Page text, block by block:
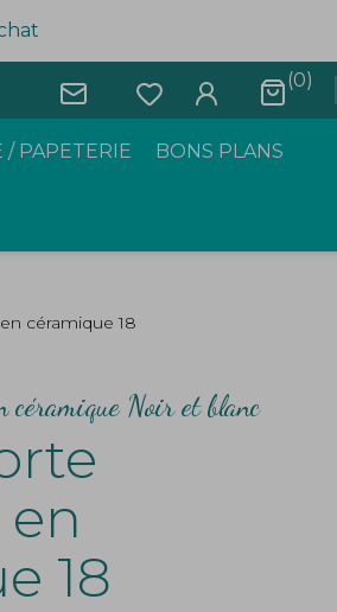
(0)
/ PAPETERIE BONS PLANS
céramique 18
céramique Noir et blanc
18